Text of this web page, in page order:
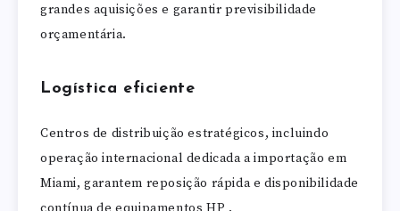
grandes aquisições e garantir previsibilidade
orçamentária.
Logística eficiente
Centros de distribuição estratégicos, incluindo
operação internacional dedicada a importação em
Miami, garantem reposição rápida e disponibilidade